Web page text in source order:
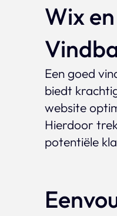
Wix
Een goed
biedt
website
Hierdoor
potentiële